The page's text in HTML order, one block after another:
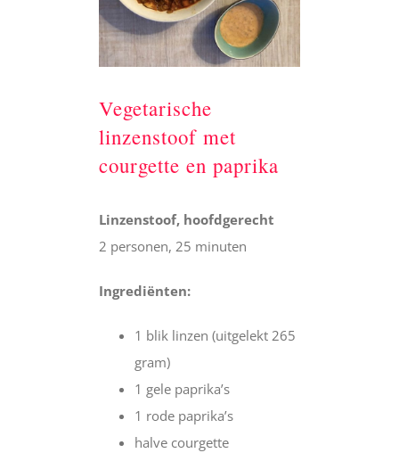
Vegetarische
linzenstoof met
courgette en paprika
Linzenstoof, hoofdgerecht
2 personen, 25 minuten
Ingrediënten:
1 blik linzen (uitgelekt 265
gram)
1 gele paprika’s
1 rode paprika’s
halve courgette